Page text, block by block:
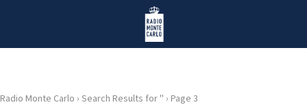
Radio Monte Carlo
Radio Monte Carlo › Search Results for '' › Page 3